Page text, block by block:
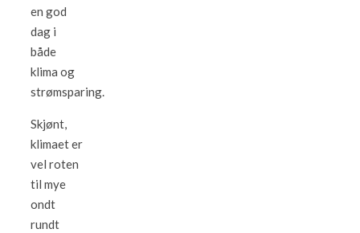
en god
dag i
både
klima og
strømsparing.
Skjønt,
klimaet er
vel roten
til mye
ondt
rundt